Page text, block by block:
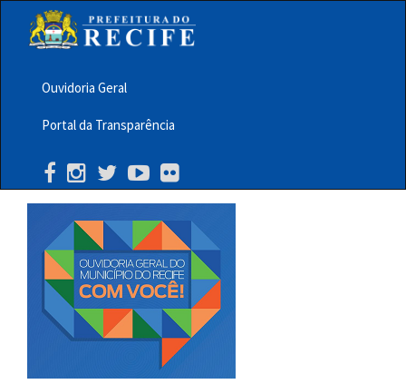
principalMenu
Barra
Topo
PCR
Ouvidoria Geral
Portal da Transparência